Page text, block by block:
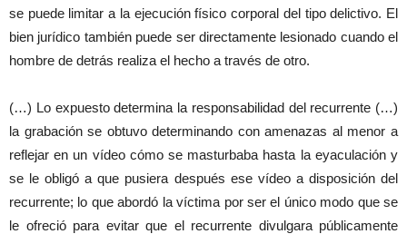
se puede limitar a la ejecución físico corporal del tipo delictivo. El
bien jurídico también puede ser directamente lesionado cuando el
hombre de detrás realiza el hecho a través de otro.
(…) Lo expuesto determina la responsabilidad del recurrente (…)
la grabación se obtuvo determinando con amenazas al menor a
reflejar en un vídeo cómo se masturbaba hasta la eyaculación y
se le obligó a que pusiera después ese vídeo a disposición del
recurrente; lo que abordó la víctima por ser el único modo que se
le ofreció para evitar que el recurrente divulgara públicamente